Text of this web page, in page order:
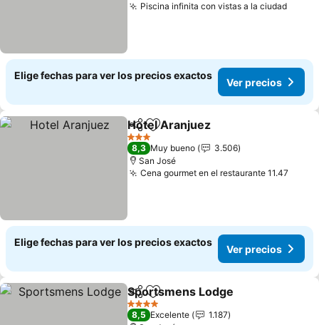
Piscina infinita con vistas a la ciudadVer
Elige fechas para ver los precios exactos
Ver precios
CompartirAgregar a favoritos
Hotel Aranjuez
3 Estrellas
8,3 Muy bueno
3.506
San José
Cena gourmet en el restaurante 11.47
Elige fechas para ver los precios exactos
Ver precios
CompartirAgregar a favoritos
Sportsmens Lodge
4 Estrellas
8,5 Excelente
1.187